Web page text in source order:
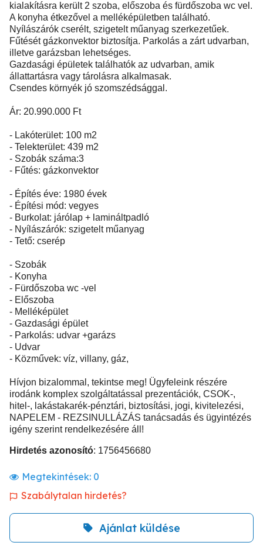
kialakításra került 2 szoba, előszoba és fürdőszoba wc vel.
A konyha étkezővel a melléképületben található.
Nyílászárók cserélt, szigetelt műanyag szerkezetűek.
Fűtését gázkonvektor biztosítja. Parkolás a zárt udvarban,
illetve garázsban lehetséges.
Gazdasági épületek találhatók az udvarban, amik
állattartásra vagy tárolásra alkalmasak.
Csendes környék jó szomszédsággal.
Ár: 20.990.000 Ft
- Lakóterület: 100 m2
- Telekterület: 439 m2
- Szobák száma:3
- Fűtés: gázkonvektor
- Építés éve: 1980 évek
- Építési mód: vegyes
- Burkolat: járólap + lamináltpadló
- Nyílászárók: szigetelt műanyag
- Tető: cserép
- Szobák
- Konyha
- Fürdőszoba wc -vel
- Előszoba
- Melléképület
- Gazdasági épület
- Parkolás: udvar +garázs
- Udvar
- Közművek: víz, villany, gáz,
Hívjon bizalommal, tekintse meg! Ügyfeleink részére
irodánk komplex szolgáltatással prezentációk, CSOK-,
hitel-, lakástakarék-pénztári, biztosítási, jogi, kivitelezési,
NAPELEM - REZSINULLÁZÁS tanácsadás és ügyintézés
igény szerint rendelkezésére áll!
Hirdetés azonosító: 1756456680
Megtekintések: 0
Szabálytalan hirdetés?
Ajánlat küldése